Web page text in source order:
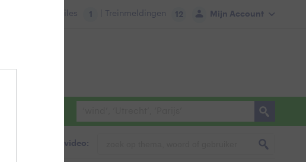
Mijn Account
Files 1 | Treinmeldingen 12
Zoeken in foto & video: